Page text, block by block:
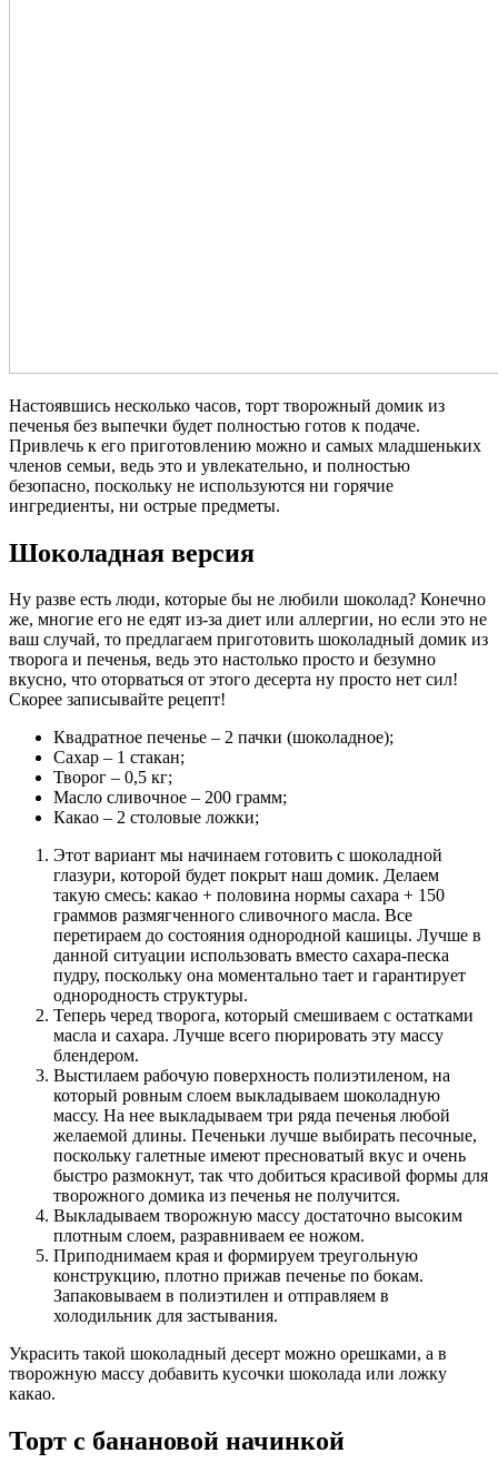
Настоявшись несколько часов, торт творожный домик из
печенья без выпечки будет полностью готов к подаче.
Привлечь к его приготовлению можно и самых младшеньких
членов семьи, ведь это и увлекательно, и полностью
безопасно, поскольку не используются ни горячие
ингредиенты, ни острые предметы.
Шоколадная версия
Ну разве есть люди, которые бы не любили шоколад? Конечно
же, многие его не едят из-за диет или аллергии, но если это не
ваш случай, то предлагаем приготовить шоколадный домик из
творога и печенья, ведь это настолько просто и безумно
вкусно, что оторваться от этого десерта ну просто нет сил!
Скорее записывайте рецепт!
Квадратное печенье – 2 пачки (шоколадное);
Сахар – 1 стакан;
Творог – 0,5 кг;
Масло сливочное – 200 грамм;
Какао – 2 столовые ложки;
Этот вариант мы начинаем готовить с шоколадной
глазури, которой будет покрыт наш домик. Делаем
такую смесь: какао + половина нормы сахара + 150
граммов размягченного сливочного масла. Все
перетираем до состояния однородной кашицы. Лучше в
данной ситуации использовать вместо сахара-песка
пудру, поскольку она моментально тает и гарантирует
однородность структуры.
Теперь черед творога, который смешиваем с остатками
масла и сахара. Лучше всего пюрировать эту массу
блендером.
Выстилаем рабочую поверхность полиэтиленом, на
который ровным слоем выкладываем шоколадную
массу. На нее выкладываем три ряда печенья любой
желаемой длины. Печеньки лучше выбирать песочные,
поскольку галетные имеют пресноватый вкус и очень
быстро размокнут, так что добиться красивой формы для
творожного домика из печенья не получится.
Выкладываем творожную массу достаточно высоким
плотным слоем, разравниваем ее ножом.
Приподнимаем края и формируем треугольную
конструкцию, плотно прижав печенье по бокам.
Запаковываем в полиэтилен и отправляем в
холодильник для застывания.
Украсить такой шоколадный десерт можно орешками, а в
творожную массу добавить кусочки шоколада или ложку
какао.
Торт с банановой начинкой